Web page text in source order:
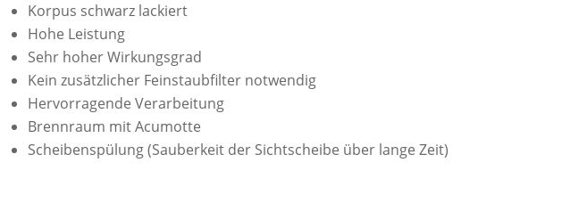
Korpus schwarz lackiert
Hohe Leistung
Sehr hoher Wirkungsgrad
Kein zusätzlicher Feinstaubfilter notwendig
Hervorragende Verarbeitung
Brennraum mit Acumotte
Scheibenspülung (Sauberkeit der Sichtscheibe über lange Zeit)